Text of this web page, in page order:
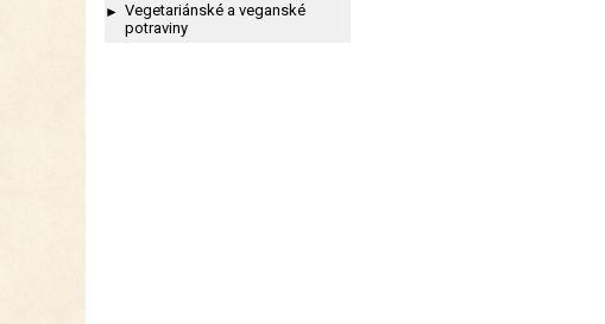
► Vegetariánské a veganské
potraviny